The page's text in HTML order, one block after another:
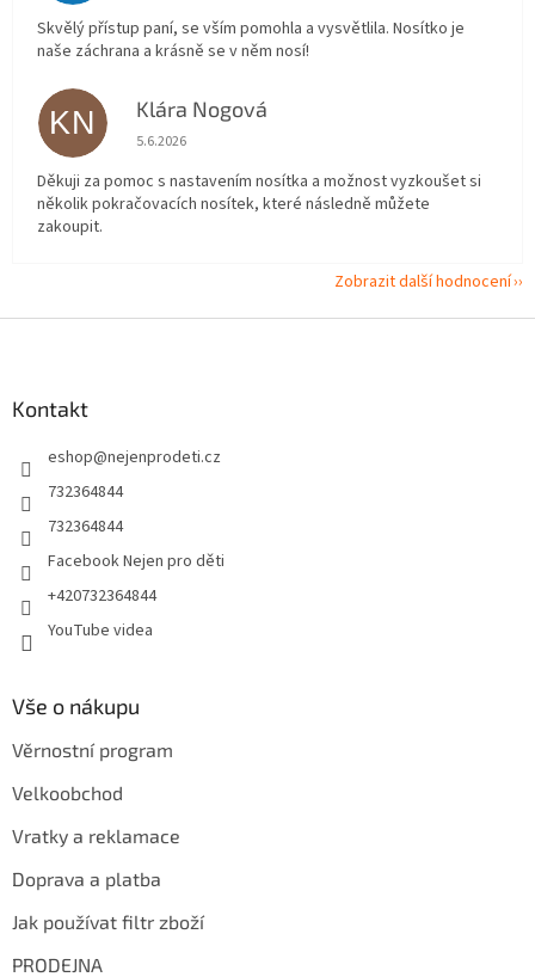
Skvělý přístup paní, se vším pomohla a vysvětlila. Nosítko je
naše záchrana a krásně se v něm nosí!
KN Klára Nogová
Hodnocení obchodu je 5 z 5 hvězdiček.
5.6.2026
Děkuji za pomoc s nastavením nosítka a možnost vyzkoušet si
několik pokračovacích nosítek, které následně můžete
zakoupit.
Zobrazit další hodnocení
Kontakt
eshop@nejenprodeti.cz
732364844
732364844
Facebook Nejen pro děti
+420732364844
YouTube videa
Vše o nákupu
Věrnostní program
Velkoobchod
Vratky a reklamace
Doprava a platba
Jak používat filtr zboží
PRODEJNA